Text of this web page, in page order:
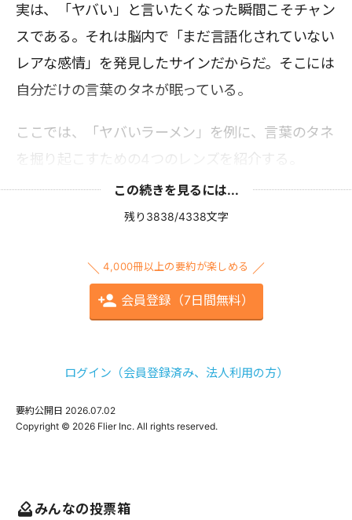
実は、「ヤバい」と言いたくなった瞬間こそチャン
スである。それは脳内で「まだ言語化されていない
レアな感情」を発見したサインだからだ。そこには
自分だけの言葉のタネが眠っている。
ここでは、「ヤバいラーメン」を例に、言葉のタネ
を掘り起こすための4つのレンズを紹介する。
この続きを見るには...
残り3838/4338文字
4,000冊以上の要約が楽しめる
会員登録（7日間無料）
ログイン（会員登録済み、法人利用の方）
要約公開日 2026.07.02
みんなの投票箱